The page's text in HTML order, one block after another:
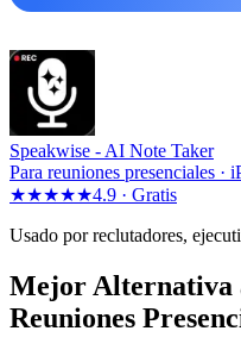
Speakwise - AI Note Taker
Para reuniones presenciales ·
★★★★★4.9 · Gratis
Usado por reclutadores,
Mejor Alternativa
Reuniones